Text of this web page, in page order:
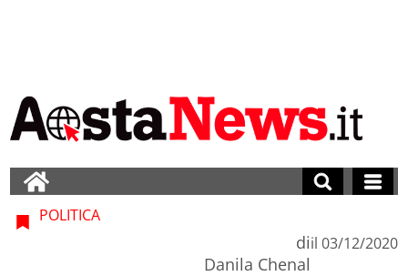
POLITICA
di
Danila Chenal
il 03/12/2020